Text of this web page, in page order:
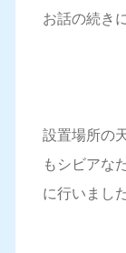
お話の続き
設置場所の
もシビアな
に行いまし